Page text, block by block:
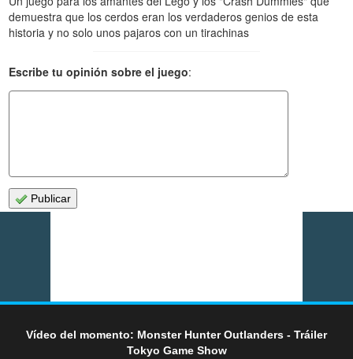
demuestra que los cerdos eran los verdaderos genios de esta
historia y no solo unos pajaros con un tirachinas
Escribe tu opinión sobre el juego:
Publicar
Vídeo del momento: Monster Hunter Outlanders - Tráiler
Tokyo Game Show